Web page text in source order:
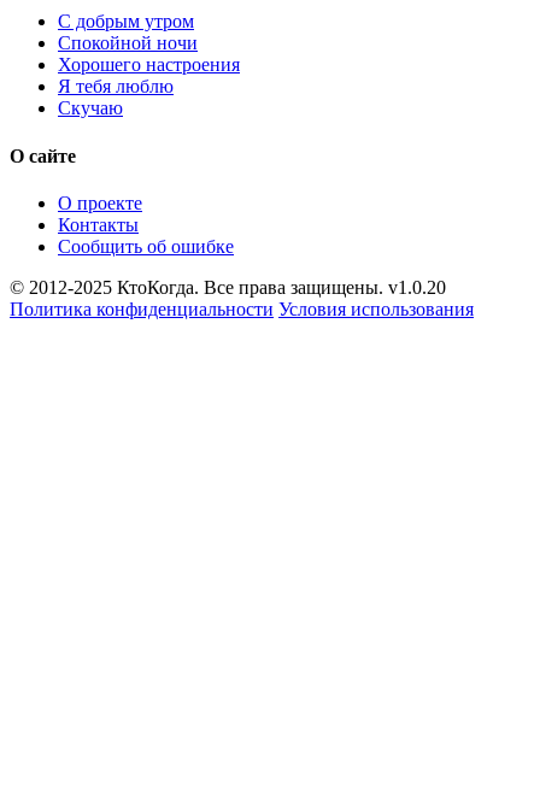
С добрым утром
Спокойной ночи
Хорошего настроения
Я тебя люблю
Скучаю
О сайте
О проекте
Контакты
Сообщить об ошибке
© 2012-2025 КтоКогда. Все права защищены. v1.0.20
Политика конфиденциальности Условия использования